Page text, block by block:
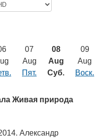
07
Aug
Пят.
08
Aug
Суб.
09
Aug
Воск.
Живая природа
Александр